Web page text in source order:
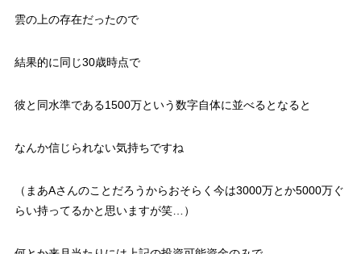
雲の上の存在だったので
結果的に同じ30歳時点で
彼と同水準である1500万という数字自体に並べるとなると
なんか信じられない気持ちですね
（まあAさんのことだろうからおそらく今は3000万とか5000万ぐ
らい持ってるかと思いますが笑…）